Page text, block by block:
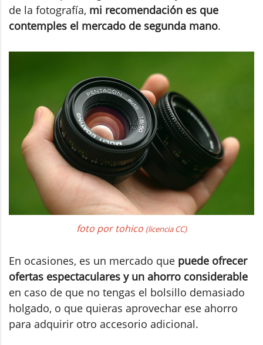
de la fotografía, mi recomendación es que
contemples el mercado de segunda mano.
foto por tohico (licencia CC)
En ocasiones, es un mercado que puede ofrecer
ofertas espectaculares y un ahorro considerable
en caso de que no tengas el bolsillo demasiado
holgado, o que quieras aprovechar ese ahorro
para adquirir otro accesorio adicional.